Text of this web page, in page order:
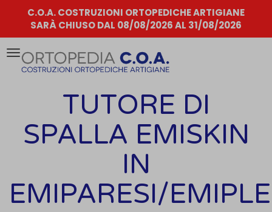
C.O.A. COSTRUZIONI ORTOPEDICHE ARTIGIANE
SARÀ CHIUSO DAL 08/08/2026 AL 31/08/2026
Attiva/disattiva
TUTORE DI
SPALLA EMISKIN
IN
EMIPARESI/